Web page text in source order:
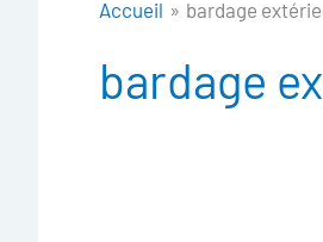
Accueil bardage
bardage